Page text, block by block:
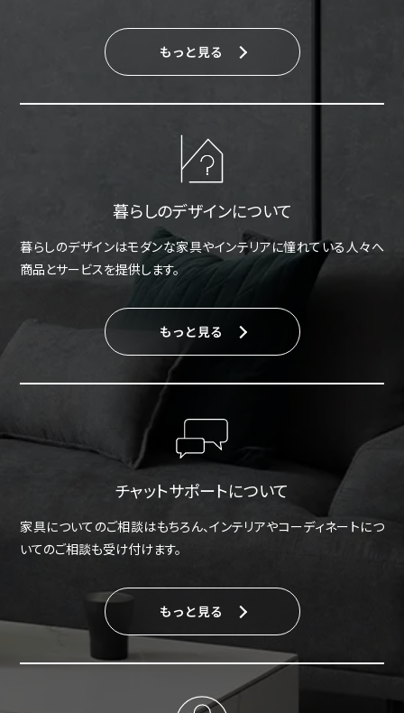
もっと見る
暮らしのデザインについて
暮らしのデザインはモダンな家具やインテリアに憧れている人々へ
商品とサービスを提供します。
もっと見る
チャットサポートについて
家具についてのご相談はもちろん、インテリアやコーディネートにつ
いてのご相談も受け付けます。
もっと見る